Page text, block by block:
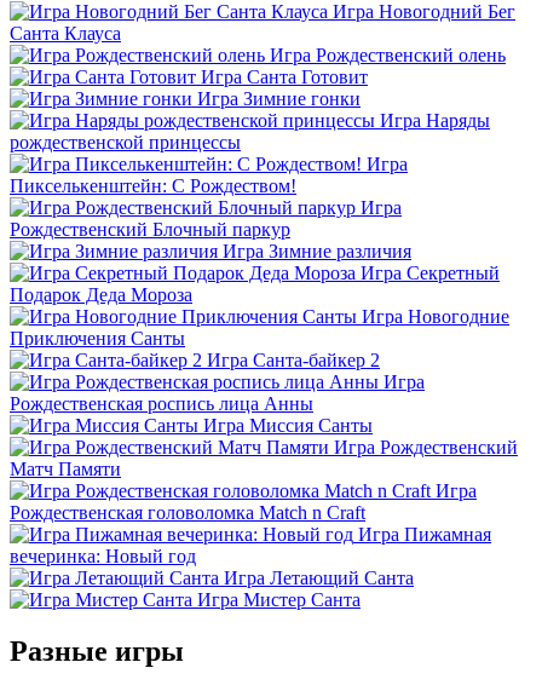
Игра Новогодний Бег
Санта Клауса
Игра Рождественский олень
Игра Санта Готовит
Игра Зимние гонки
Игра Наряды
рождественской принцессы
Игра
Пикселькенштейн: С Рождеством!
Игра
Рождественский Блочный паркур
Игра Зимние различия
Игра Секретный
Подарок Деда Мороза
Игра Новогодние
Приключения Санты
Игра Санта-байкер 2
Игра
Рождественская роспись лица Анны
Игра Миссия Санты
Игра Рождественский
Матч Памяти
Игра
Рождественская головоломка Match n Craft
Игра Пижамная
вечеринка: Новый год
Игра Летающий Санта
Игра Мистер Санта
Разные игры